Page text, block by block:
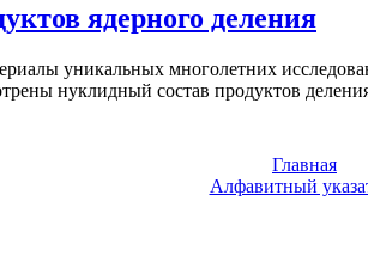
ядерного деления
уникальных многолетних
нуклидный состав продуктов
Главная
Алфавитный